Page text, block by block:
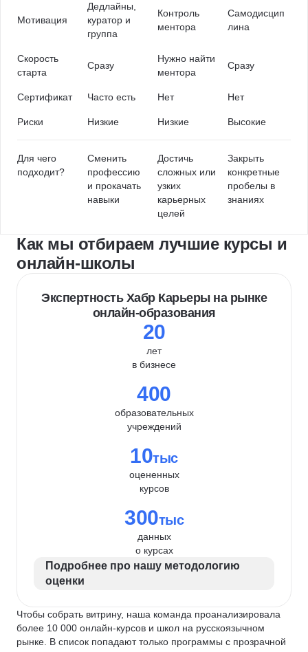
Мотивация
Дедлайны,
куратор и
группа
Контроль
ментора
Самодисцип
лина
Скорость
старта
Сразу
Нужно найти
ментора
Сразу
Сертификат Часто есть Нет Нет
Риски Низкие Низкие Высокие
Для чего
подходит?
Сменить
профессию
и прокачать
навыки
Достичь
сложных или
узких
карьерных
целей
Закрыть
конкретные
пробелы в
знаниях
Как мы отбираем лучшие курсы и
онлайн-школы
Экспертность Хабр Карьеры на рынке
онлайн-образования
20
лет
в бизнесе
400
образовательных
учреждений
10тыс
оцененных
курсов
300тыс
данных
о курсах
Подробнее про нашу методологию
оценки
Чтобы собрать витрину, наша команда проанализировала
более 10 000 онлайн-курсов и школ на русскоязычном
рынке. В список попадают только программы с прозрачной